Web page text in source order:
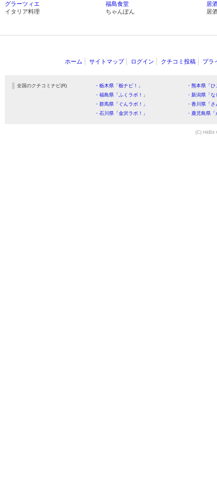
グラーツィエ
イタリア料理
福島食堂
ちゃんぽん
居
居
ホーム サイトマップ ログイン クチコミ投稿 プラ
全国のクチコミナビ(R) ・栃木県「栃ナビ！」
・熊本県「
・福島県「ふくラボ！」
・新潟県「
・群馬県「ぐんラボ！」
・香川県「
・石川県「金沢ラボ！」
・鹿児島県
(C) HitBit